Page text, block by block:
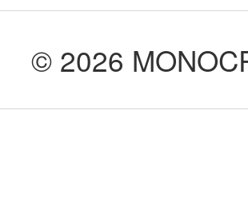
© 2026